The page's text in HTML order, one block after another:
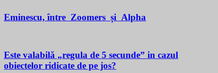
Eminescu, între Zoomers și Alpha
Este valabilă „regula de 5 secunde” in cazul
obiectelor ridicate de pe jos?